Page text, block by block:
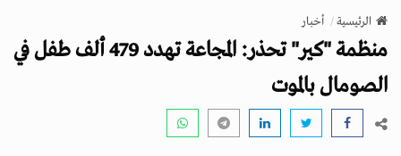
v
i
g
a
الرئيسية أخبار
منظمة "كير" تحذر: المجاعة تهدد 479 ألف طفل في
الصومال بالموت